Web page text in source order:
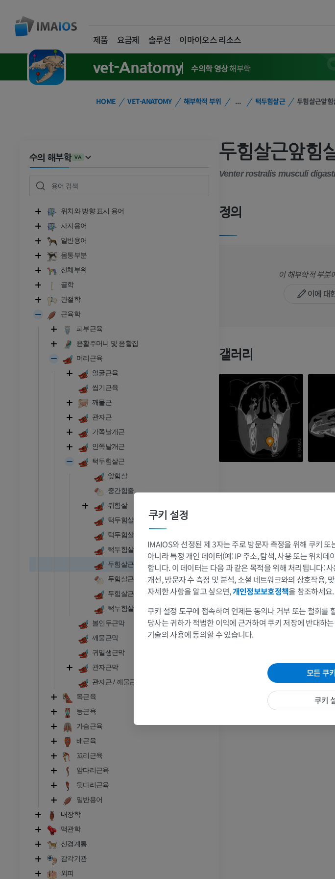
제품 요금제 솔루션 이마이오스 리소스
vet-Anatomy 수의학 영상해부학
HOME VET-ANATOMY 해부학적 부위 ... 턱두힘살근 두힘살근앞힘
수의 해부학 VA
위치와 방향 표시 용어
사지용어
일반용어
몸통부분
신체부위
골학
관절학
근육학
피부근육
윤활주머니 및 윤활집
머리근육
얼굴근육
씹기근육
깨물근
관자근
가쪽날개근
안쪽날개근
턱두힘살근
앞힘살
중간힘줄
뒤힘살
턱두힘살근 - 이는곳
턱두힘살근 - 닿는곳
턱두힘살근 - 근육부착
두힘살근앞힘살
두힘살근중간힘줄
두힘살근뒤힘살
턱두힘살근각다발
볼인두근막
깨물근막
귀밑샘근막
관자근막
관자근 / 깨물근
목근육
등근육
가슴근육
배근육
꼬리근육
앞다리근육
뒷다리근육
일반용어
내장학
맥관학
신경계통
감각기관
외피
두힘살근앞힘
Venter rostralis musculi
정의
이 해부학적 부분
이에 대
갤러리
황소와 암소 - 일반 해부학
삽화
무료
소 - 골학
삽화
말 - 골학
삽화
프리미엄
말 - 골학
방사선 사진
프리미엄
말 - 근육학
삽화
쿠키 설정
IMAIOS와 선정된 제 3자는 주로 방문자 측정을 위해 쿠키
아니라 특정 개인 데이터(예: IP 주소, 탐색, 사용 또는 위치
합니다. 이 데이터는 다음 과 같은 목적을 위해 처리됩니다:
개선, 방문자 수 측정 및 분석, 소셜 네트워크와의 상호작용,
자세한 사항을 알고 싶으면,개인정보보호정책을 참조하세요.
쿠키 설정 도구에 접속하여 언제든 동의나 거부 또는 철회를
당사는 귀하가 적법한 이익에 근거하여 쿠키 저장에 반대하
기술의 사용에 동의할 수 있습니다.
모든 쿠
쿠키